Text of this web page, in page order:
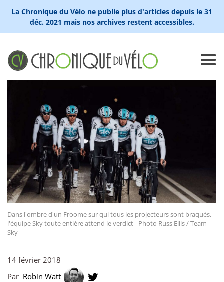
La Chronique du Vélo ne publie plus d'articles depuis le 31
déc. 2021 mais nos archives restent accessibles.
Dans l'ombre d'un Froome sur qui tous les projecteurs sont braqués,
l'équipe Sky toute entière attend le verdict - Photo Russ Ellis / Team
Sky
14 février 2018
Par Robin Watt